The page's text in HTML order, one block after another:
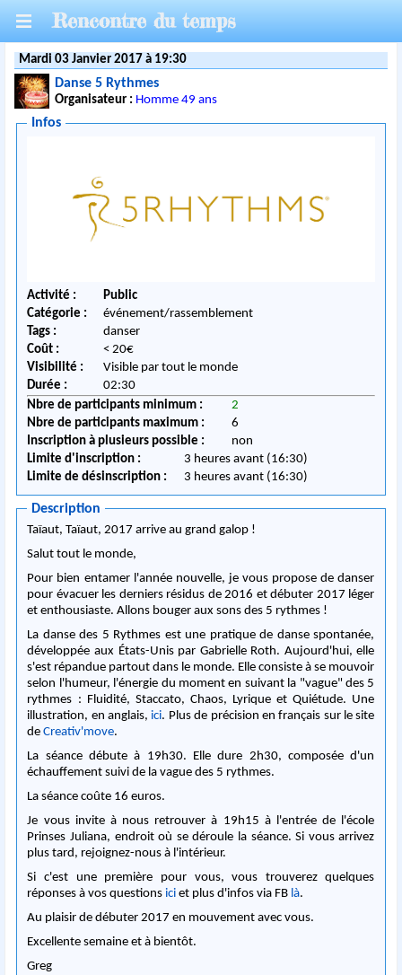
Rencontre du temps
Mardi 03 Janvier 2017 à 19:30
Danse 5 Rythmes
Organisateur : Homme 49 ans
Infos
Activité :
Public
Catégorie :
événement/rassemblement
Tags :
danser
Coût :
< 20€
Visibilité :
Visible par tout le monde
Durée :
02:30
Nbre de participants minimum :
2
Nbre de participants maximum :
6
Inscription à plusieurs possible :
non
Limite d'inscription :
3 heures avant (16:30)
Limite de désinscription :
3 heures avant (16:30)
Description
Taïaut, Taïaut, 2017 arrive au grand galop !
Salut tout le monde,
Pour bien entamer l'année nouvelle, je vous propose de danser
pour évacuer les derniers résidus de 2016 et débuter 2017 léger
et enthousiaste. Allons bouger aux sons des 5 rythmes !
La danse des 5 Rythmes est une pratique de danse spontanée,
développée aux États-Unis par Gabrielle Roth. Aujourd'hui, elle
s'est répandue partout dans le monde. Elle consiste à se mouvoir
selon l'humeur, l'énergie du moment en suivant la "vague" des 5
rythmes : Fluidité, Staccato, Chaos, Lyrique et Quiétude. Une
illustration, en anglais, ici. Plus de précision en français sur le site
deCreativ'move.
La séance débute à 19h30. Elle dure 2h30, composée d'un
échauffement suivi de la vague des 5 rythmes.
La séance coûte 16 euros.
Je vous invite à nous retrouver à 19h15 à l'entrée de l'école
Prinses Juliana, endroit où se déroule la séance. Si vous arrivez
plus tard, rejoignez-nous à l'intérieur.
Si c'est une première pour vous, vous trouverez quelques
réponses à vos questions iciet plus d'infos via FB là.
Au plaisir de débuter 2017 en mouvement avec vous.
Excellente semaine et à bientôt.
Greg